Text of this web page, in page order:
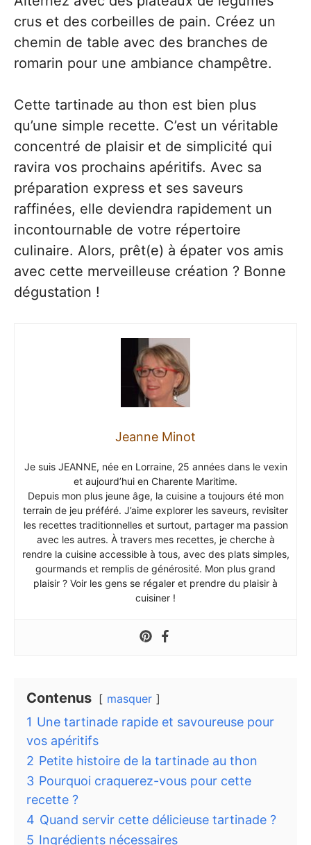
crus et des corbeilles de pain. Créez un
chemin de table avec des branches de
romarin pour une ambiance champêtre.
Cette tartinade au thon est bien plus
qu’une simple recette. C’est un véritable
concentré de plaisir et de simplicité qui
ravira vos prochains apéritifs. Avec sa
préparation express et ses saveurs
raffinées, elle deviendra rapidement un
incontournable de votre répertoire
culinaire. Alors, prêt(e) à épater vos amis
avec cette merveilleuse création ? Bonne
dégustation !
Jeanne Minot
Je suis JEANNE, née en Lorraine, 25 années dans le vexin
et aujourd’hui en Charente Maritime.
Depuis mon plus jeune âge, la cuisine a toujours été mon
terrain de jeu préféré. J’aime explorer les saveurs, revisiter
les recettes traditionnelles et surtout, partager ma passion
avec les autres. À travers mes recettes, je cherche à
rendre la cuisine accessible à tous, avec des plats simples,
gourmands et remplis de générosité. Mon plus grand
plaisir ? Voir les gens se régaler et prendre du plaisir à
cuisiner !
Contenus masquer
1 Une tartinade rapide et savoureuse pour
vos apéritifs
2 Petite histoire de la tartinade au thon
3 Pourquoi craquerez-vous pour cette
recette ?
4 Quand servir cette délicieuse tartinade ?
5 Ingrédients nécessaires